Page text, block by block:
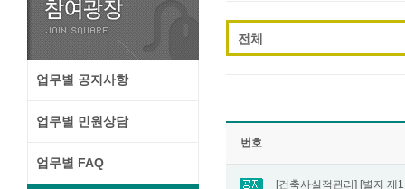
업무별 공지사항
업무별 민원상담
업무별 FAQ
전체
번호